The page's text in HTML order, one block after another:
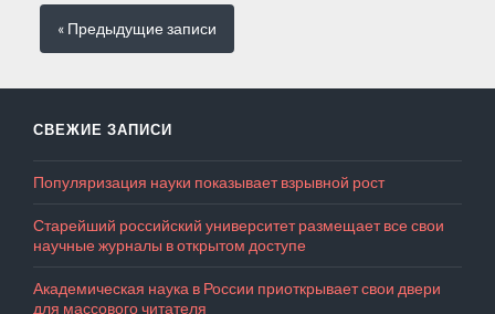
« Предыдущиезаписи
СВЕЖИЕ ЗАПИСИ
Популяризация науки показывает взрывной рост
Старейший российский университет размещает все свои
научные журналы в открытом доступе
Академическая наука в России приоткрывает свои двери
для массового читателя